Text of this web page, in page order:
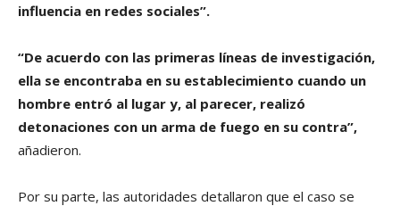
influencia en redes sociales”.
“De acuerdo con las primeras líneas de investigación,
ella se encontraba en su establecimiento cuando un
hombre entró al lugar y, al parecer, realizó
detonaciones con un arma de fuego en su contra”,
añadieron.
Por su parte, las autoridades detallaron que el caso se